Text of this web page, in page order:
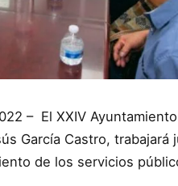
– El XXIV
García Castro, trabajará
de los servicios